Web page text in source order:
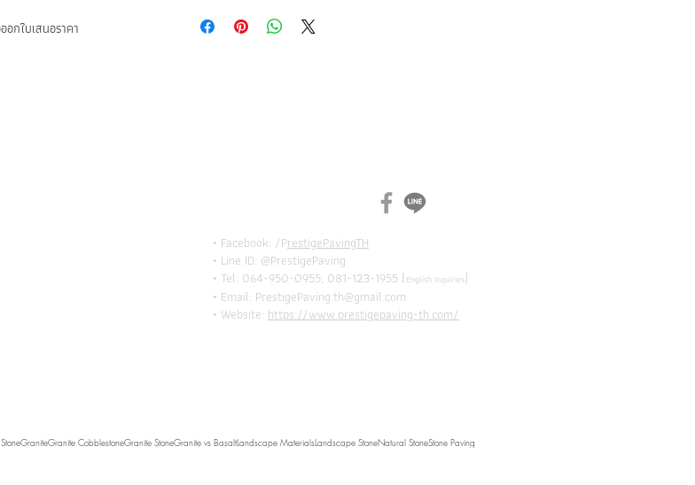
กใบเสนอราคา
• Facebook: /PrestigePavingTH
• Line ID: @PrestigePaving
• Tel: 064-950-0955, 081-123-1955 (English Inquiries]
• Email: PrestigePaving.th@gmail.com
• Website: https://www.prestigepaving-th.com/
GraniteGranite CobblestoneGranite StoneGranite vs BasaltLandscape MaterialsLandscape StoneNatural StoneStone Paving